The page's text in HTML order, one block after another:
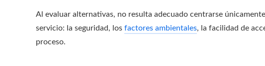
Al evaluar alternativas, no resulta adecuado centrarse
servicio: la seguridad, los factores ambientales, la facilidad de
proceso.